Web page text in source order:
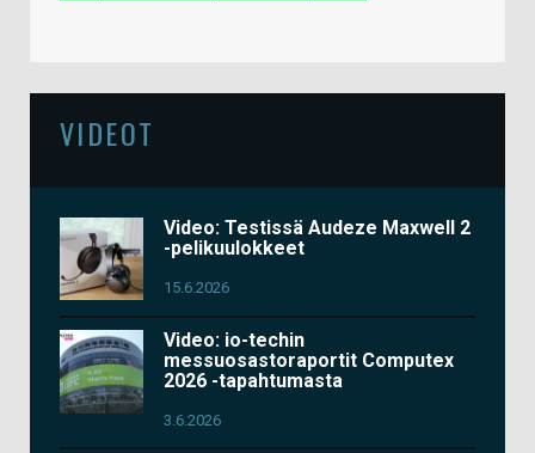
VIDEOT
Video: Testissä Audeze Maxwell 2
-pelikuulokkeet
15.6.2026
Video: io-techin
messuosastoraportit Computex
2026 -tapahtumasta
3.6.2026